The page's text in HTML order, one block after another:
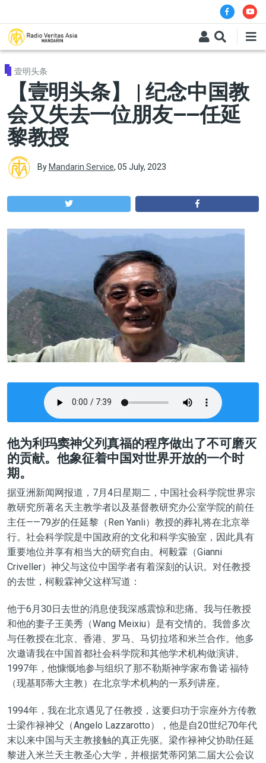
壹明头条
【壹明头条】 | 纪念中国教
会又失去一位朋友——任延
黎教授
By Mandarin Service, 05 July, 2023
他为利玛窦神父列真福的程序做出了不可磨灭
的贡献。他象征着中国对世界开放的一个时
期。
据亚洲新闻网报道，7月4日星期二，中国社会科学院世界宗
教研究所著名天主教学者以及基督教研究办公室学院的前任
主任——79岁的任延黎（Ren Yanli）教授的葬礼将在北京举
行。社会科学院是中国政府的文化和科学实验室，因此具有
重要地位并享有相当大的研究自由。柯毅霖（Gianni
Criveller）神父与这位中国学者有着深刻的认识。对任教授
的去世，柯毅霖神父这样写道：
他于6月30日去世的消息使我深感震惊和悲痛。我与任教授
和他的妻子王美秀（Wang Meixiu）是有交情的。我曾多次
与任教授在北京、香港、罗马、马切拉塔和米兰合作。他多
次邀请我在中国首都社会科学院和其他学术机构做演讲。
1997年，他慷慨地参与组织了那不勒斯神学家布鲁诺·福特
（现基耶蒂大主教）在北京学术机构的一系列讲座。
1994年，我在北京遇见了任教授，这要归功于宗座外方传教
士梁作禄神父（Angelo Lazzarotto），他是自20世纪70年代
末以来中国与天主教接触的真正先驱。梁作禄神父协助任延
黎进入米兰天主教圣心大学，并根据梵蒂冈第二届大公会议